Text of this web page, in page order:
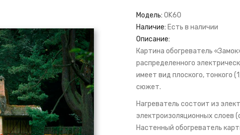
Модель: OK60
Наличие: Есть в наличии
Описание:
Картина обогреватель
распределенного
имеет вид плоского, тонкого
сюжет.
Нагреватель состоит из
электроизоляционных слоев
Настенный обогреватель